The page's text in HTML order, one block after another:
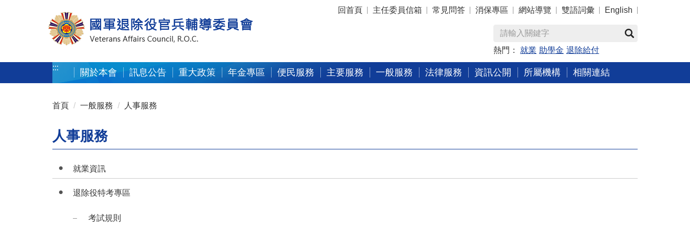
:::
回首頁 主任委員信箱 常見問答 消保專區 網站導覽 雙語詞彙 English
熱門： 就業 助學金 退除給付
:::
關於本會 訊息公告 重大政策 年金專區 便民服務 主要服務 一般服務 法律服務 資訊公開 所屬機構 相關連結
首頁 一般服務 人事服務
人事服務
就業資訊
退除役特考專區
考試規則